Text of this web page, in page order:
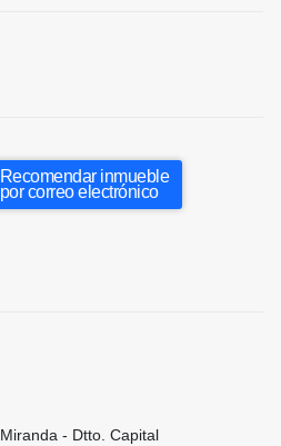
Recomendar inmueble
por correo electrónico
Miranda - Dtto. Capital